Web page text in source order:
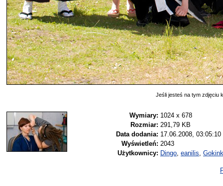
Jeśli jesteś na tym zdjęciu
Wymiary: 1024 x 678
Rozmiar: 291,79 KB
Data dodania: 17.06.2008, 03:05:10
Wyświetleń: 2043
Użytkownicy: Dingo eanilis